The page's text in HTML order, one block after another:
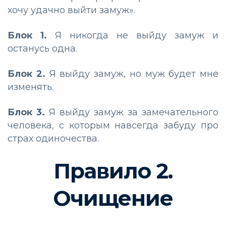
хочу удачно выйти замуж».
Блок 1. Я никогда не выйду замуж и
останусь одна.
Блок 2. Я выйду замуж, но муж будет мне
изменять.
Блок 3. Я выйду замуж за замечательного
человека, с которым навсегда забуду про
страх одиночества.
Правило 2.
Очищение